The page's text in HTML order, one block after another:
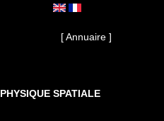
[ Annuaire ]
SPATIALE